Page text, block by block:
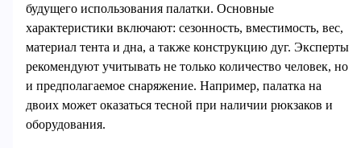
будущего использования палатки. Основные
характеристики включают: сезонность, вместимость, вес,
материал тента и дна, а также конструкцию дуг. Эксперты
рекомендуют учитывать не только количество человек, но
и предполагаемое снаряжение. Например, палатка на
двоих может оказаться тесной при наличии рюкзаков и
оборудования.